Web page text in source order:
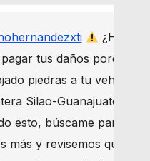
¿Has
tus daños porque
piedras a tu vehículo
Silao-Guanajuato? Si
esto, búscame para
más y revisemos qué